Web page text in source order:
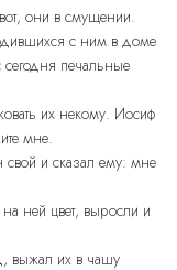
они в смущении.
с ним в доме
сегодня печальные
их некому. Иосиф
мне.
и сказал ему: мне
ней цвет, выросли и
выжал их в чашу